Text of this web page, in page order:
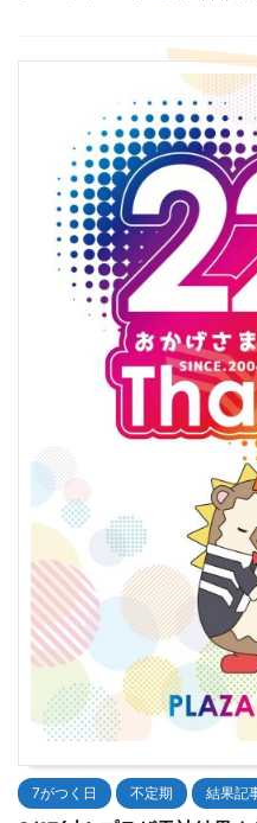
7がつく日 不定期 結果記